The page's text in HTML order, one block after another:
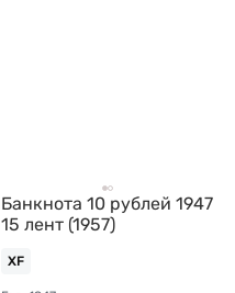
Банкнота 10 рублей 1947
15 лент (1957)
XF